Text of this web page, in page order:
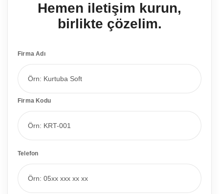
Hemen iletişim kurun,
birlikte çözelim.
Firma Adı
Firma Kodu
Telefon